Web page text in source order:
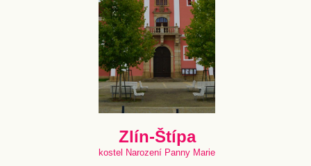
Zlín-Štípa
kostel Narození Panny Marie